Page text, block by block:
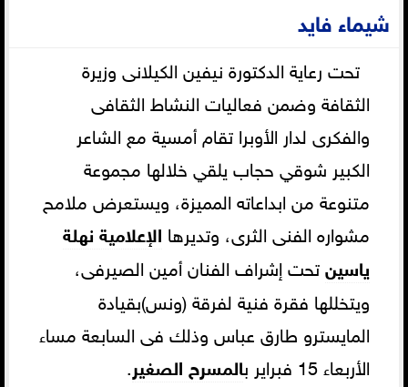
شيماء فايد
تحت رعاية الدكتورة نيفين الكيلانى وزيرة
الثقافة وضمن فعاليات النشاط الثقافى
والفكرى لدار الأوبرا تقام أمسية مع الشاعر
الكبير شوقي حجاب يلقي خلالها مجموعة
متنوعة من ابداعاته المميزة، ويستعرض ملامح
مشواره الفنى الثرى، وتديرها الإعلامية نهلة
ياسينتحت إشراف الفنان أمين الصيرفى،
ويتخللها فقرة فنية لفرقة (ونس)بقيادة
المايسترو طارق عباس وذلك فى السابعة مساء
الأربعاء 15 فبراير ب
المسرح الصغير